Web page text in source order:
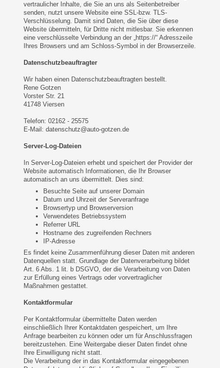
vertraulicher Inhalte, die Sie an uns als Seitenbetreiber
senden, nutzt unsere Website eine SSL-bzw. TLS-
Verschlüsselung. Damit sind Daten, die Sie über diese
Website übermitteln, für Dritte nicht mitlesbar. Sie erkennen
eine verschlüsselte Verbindung an der „https://“ Adresszeile
Ihres Browsers und am Schloss-Symbol in der Browserzeile.
Datenschutzbeauftragter
Wir haben einen Datenschutzbeauftragten bestellt.
Rene Gotzen
Vorster Str. 21
41748 Viersen
Telefon: 02162 - 25575
E-Mail: datenschutz@auto-gotzen.de
Server-Log-Dateien
In Server-Log-Dateien erhebt und speichert der Provider der
Website automatisch Informationen, die Ihr Browser
automatisch an uns übermittelt. Dies sind:
Besuchte Seite auf unserer Domain
Datum und Uhrzeit der Serveranfrage
Browsertyp und Browserversion
Verwendetes Betriebssystem
Referrer URL
Hostname des zugreifenden Rechners
IP-Adresse
Es findet keine Zusammenführung dieser Daten mit anderen
Datenquellen statt. Grundlage der Datenverarbeitung bildet
Art. 6 Abs. 1 lit. b DSGVO, der die Verarbeitung von Daten
zur Erfüllung eines Vertrags oder vorvertraglicher
Maßnahmen gestattet.
Kontaktformular
Per Kontaktformular übermittelte Daten werden
einschließlich Ihrer Kontaktdaten gespeichert, um Ihre
Anfrage bearbeiten zu können oder um für Anschlussfragen
bereitzustehen. Eine Weitergabe dieser Daten findet ohne
Ihre Einwilligung nicht statt.
Die Verarbeitung der in das Kontaktformular eingegebenen